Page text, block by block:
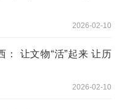
2026-02-10
： 让文物“活”起来 让历
2026-02-10